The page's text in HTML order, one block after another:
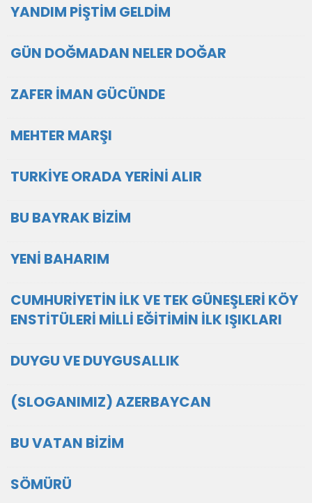
YANDIM PİŞTİM GELDİM
GÜN DOĞMADAN NELER DOĞAR
ZAFER İMAN GÜCÜNDE
MEHTER MARŞI
TURKİYE ORADA YERİNİ ALIR
BU BAYRAK BİZİM
YENİ BAHARIM
CUMHURİYETİN İLK VE TEK GÜNEŞLERİ KÖY
ENSTİTÜLERİ MİLLİ EĞİTİMİN İLK IŞIKLARI
DUYGU VE DUYGUSALLIK
(SLOGANIMIZ) AZERBAYCAN
BU VATAN BİZİM
SÖMÜRÜ